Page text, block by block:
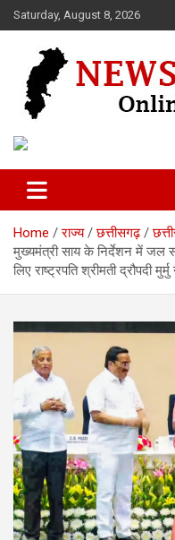
Skip
to
Saturday, August 8, 2026
News 36
Home राज्य छत्तीसगढ़
मुख्यमंत्री साय के निर्देशन में जल
लिए राष्ट्रपति श्रीमती द्रौपदी